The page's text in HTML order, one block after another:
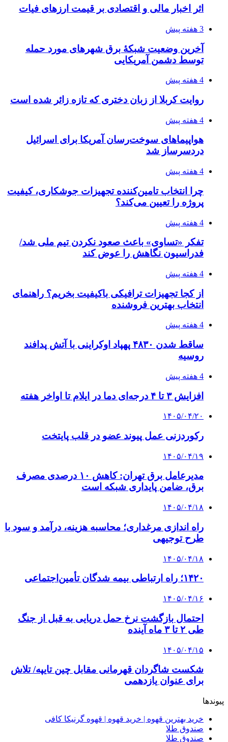
اثر اخبار مالی و اقتصادی بر قیمت ارزهای فیات
3 هفته پیش
آخرین وضعیت شبکۀ برق شهرهای مورد حمله
توسط دشمن آمریکایی
4 هفته پیش
روایت کربلا از زبان دختری که تازه زائر شده است
4 هفته پیش
هواپیماهای سوخت‌رسان آمریکا برای اسرائیل
دردسرساز شد
4 هفته پیش
چرا انتخاب تامین‌کننده تجهیزات جوشکاری، کیفیت
پروژه را تعیین می‌کند؟
4 هفته پیش
تفکر «تساوی» باعث صعود نکردن تیم ملی شد/
فدراسیون نگاهش را عوض کند
4 هفته پیش
از کجا تجهیزات ترافیکی باکیفیت بخریم؟ راهنمای
انتخاب بهترین فروشنده
4 هفته پیش
ساقط شدن ۴۸۳۰ پهپاد اوکراینی با آتش پدافند
روسیه
4 هفته پیش
افزایش ۳ تا ۴ درجه‌ای دما در ایلام تا اواخر هفته
۱۴۰۵/۰۴/۲۰
رکوردزنی عمل پیوند عضو در قلب پایتخت
۱۴۰۵/۰۴/۱۹
مدیرعامل برق تهران: کاهش ۱۰ درصدی مصرف
برق، ضامن پایداری شبکه است
۱۴۰۵/۰۴/۱۸
راه اندازی مرغداری؛ محاسبه هزینه، درآمد و سود با
طرح توجیهی
۱۴۰۵/۰۴/۱۸
۱۴۲۰؛ راه ارتباطی بیمه شدگان تأمین‌اجتماعی
۱۴۰۵/۰۴/۱۶
احتمال بازگشت نرخ حمل دریایی به قبل از جنگ
طی ۲ تا ۳ ماه آینده
۱۴۰۵/۰۴/۱۵
شکست شاگردان قهرمانی مقابل چین تایپه/ تلاش
برای عنوان یازدهمی
پیوندها
خرید بهترین قهوه | خرید قهوه | قهوه گرنیکا کافی
صندوق طلا
صندوق طلا